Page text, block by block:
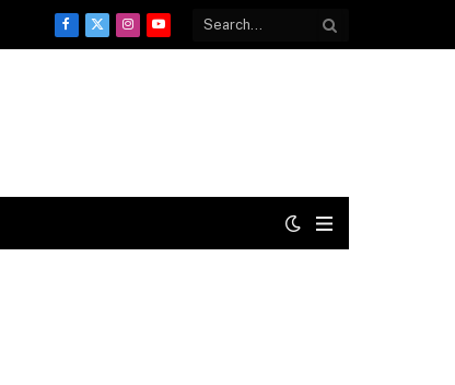
Facebook
X
InstagramYouTube